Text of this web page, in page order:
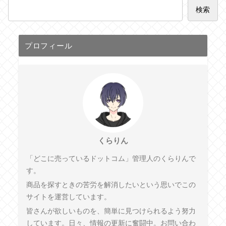
検索
プロフィール
くらりん
「どこに売っているドットコム」管理人のくらりんで
す。
商品を探すときの苦労を解消したいという思いでこの
サイトを運営しています。
皆さんが欲しいものを、簡単に見つけられるよう努力
しています。日々、情報の更新に奮闘中。お問い合わ